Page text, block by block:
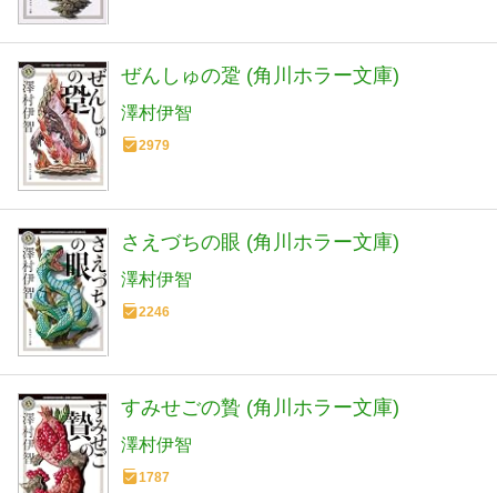
ぜんしゅの跫 (角川ホラー文庫)
澤村伊智
2979
さえづちの眼 (角川ホラー文庫)
澤村伊智
2246
すみせごの贄 (角川ホラー文庫)
澤村伊智
1787